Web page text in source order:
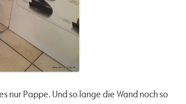
nur Pappe. Und so lange die Wand noch so